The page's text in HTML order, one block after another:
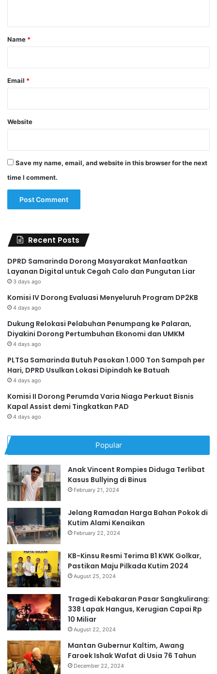
*
Name *
Email *
Website
Save my name, email, and website in this browser for the next
time I comment.
Recent Posts
DPRD Samarinda Dorong Masyarakat Manfaatkan
Layanan Digital untuk Cegah Calo dan Pungutan Liar
3 days ago
Komisi IV Dorong Evaluasi Menyeluruh Program DP2KB
4 days ago
Dukung Relokasi Pelabuhan Penumpang ke Palaran,
Diyakini Dorong Pertumbuhan Ekonomi dan UMKM
4 days ago
PLTSa Samarinda Butuh Pasokan 1.000 Ton Sampah per
Hari, DPRD Usulkan Lokasi Dipindah ke Batuah
4 days ago
Komisi II Dorong Perumda Varia Niaga Perkuat Bisnis
Kapal Assist demi Tingkatkan PAD
4 days ago
Popular
Anak Vincent Rompies Diduga Terlibat
Kasus Bullying di Binus
February 21, 2024
Jelang Ramadan Harga Bahan Pokok di
Kutim Alami Kenaikan
February 22, 2024
KB-Kinsu Resmi Terima B1 KWK Golkar,
Pastikan Maju Pilkada Kutim 2024
August 25, 2024
Tragedi Kebakaran Pasar Sangkulirang:
338 Lapak Hangus, Kerugian Capai Rp
10 Miliar
August 22, 2024
Mantan Gubernur Kaltim, Awang
Faroek Ishak Wafat di Usia 76 Tahun
December 22, 2024